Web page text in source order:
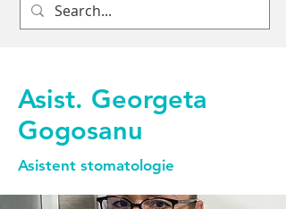
Asist. Georgeta
Gogosanu
Asistent stomatologie